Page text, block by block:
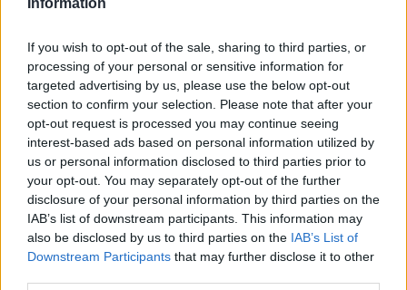
If you wish to opt-out of the sale, sharing to third parties, or
processing of your personal or sensitive information for
targeted advertising by us, please use the below opt-out
section to confirm your selection. Please note that after your
opt-out request is processed you may continue seeing
interest-based ads based on personal information utilized by
us or personal information disclosed to third parties prior to
your opt-out. You may separately opt-out of the further
disclosure of your personal information by third parties on the
IAB’s list of downstream participants. This information may
also be disclosed by us to third parties on the IAB’s List of
Downstream Participants that may further disclose it to other